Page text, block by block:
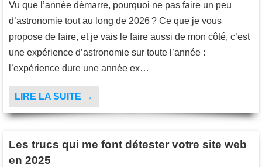
Vu que l’année démarre, pourquoi ne pas faire un peu
d’astronomie tout au long de 2026 ? Ce que je vous
propose de faire, et je vais le faire aussi de mon côté, c’est
une expérience d’astronomie sur toute l’année :
l’expérience dure une année ex…
LIRE LA SUITE →
Les trucs qui me font détester votre site web
en 2025